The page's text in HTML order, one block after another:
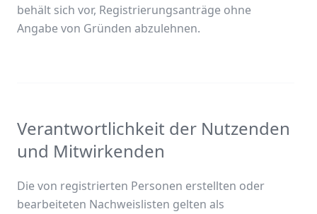
behält sich vor, Registrierungsanträge ohne
Angabe von Gründen abzulehnen.
Verantwortlichkeit der Nutzenden
und Mitwirkenden
Die von registrierten Personen erstellten oder
bearbeiteten Nachweislisten gelten als